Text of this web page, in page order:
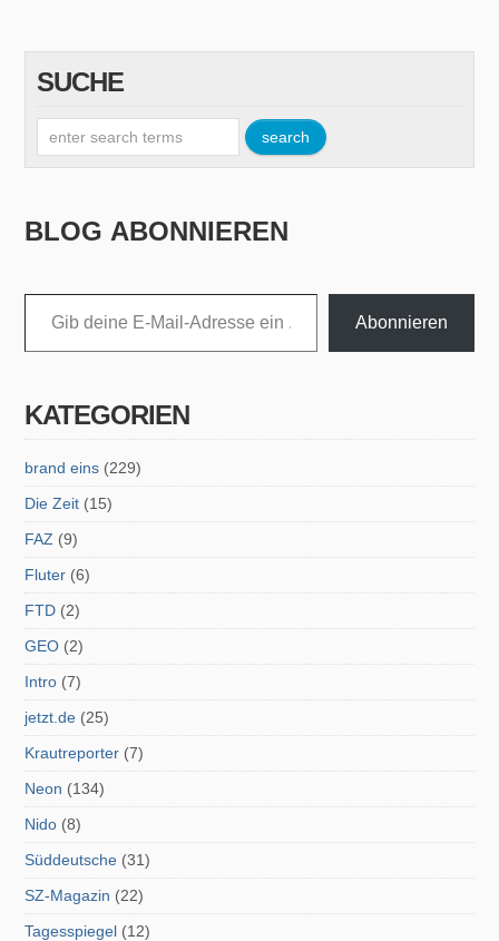
SUCHE
BLOG ABONNIEREN
Gib deine E-Mail-Adresse ein ...
Abonnieren
KATEGORIEN
brand eins (229)
Die Zeit (15)
FAZ (9)
Fluter (6)
FTD (2)
GEO (2)
Intro (7)
jetzt.de (25)
Krautreporter (7)
Neon (134)
Nido (8)
Süddeutsche (31)
SZ-Magazin (22)
Tagesspiegel (12)